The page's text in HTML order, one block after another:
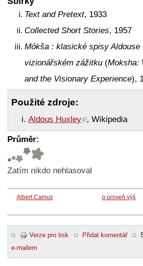
Text and Pretext, 1933
Collected Short Stories, 1957
Mókša : klasické spisy
vizionářském zážitku (Moksha:
and the Visionary Experience),
Použité zdroje:
Aldous Huxley , Wikipedia
Průměr:
Zatím nikdo nehlasoval
Albert Camus o úroveň výš
Verze pro tisk Přidat komentář
e-mailem